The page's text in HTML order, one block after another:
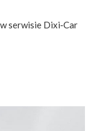
serwisie Dixi‑Car